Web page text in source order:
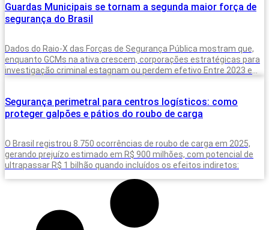
Guardas Municipais se tornam a segunda maior força de
segurança do Brasil
Dados do Raio-X das Forças de Segurança Pública mostram que,
enquanto GCMs na ativa crescem, corporações estratégicas para
investigação criminal estagnam ou perdem efetivo Entre 2023 e
Segurança perimetral para centros logísticos: como
proteger galpões e pátios do roubo de carga
O Brasil registrou 8.750 ocorrências de roubo de carga em 2025,
gerando prejuízo estimado em R$ 900 milhões, com potencial de
ultrapassar R$ 1 bilhão quando incluídos os efeitos indiretos: